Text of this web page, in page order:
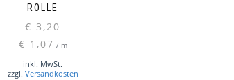
ROLLE
€ 3,20
€ 1,07 / m
inkl. MwSt.
zzgl. Versandkosten